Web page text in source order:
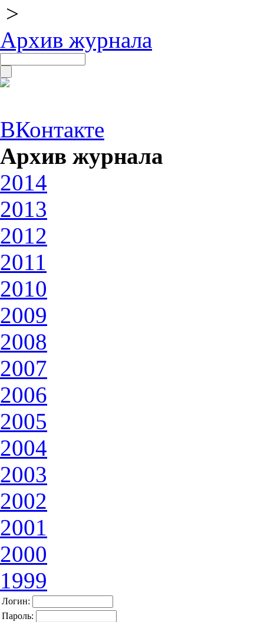
>
Архив журнала
ВКонтакте
Архив журнала
2014
2013
2012
2011
2010
2009
2008
2007
2006
2005
2004
2003
2002
2001
2000
1999
Логин:
Пароль: